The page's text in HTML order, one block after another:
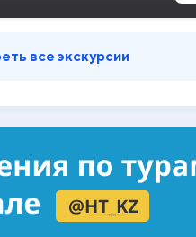
все экскурсии